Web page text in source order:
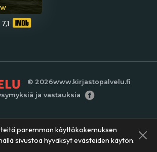
7,1
© 2026www.kirjastopalvelu.fi
ja vastauksia
paremman käyttökokemuksen
sivustoa hyväksyt evästeiden käytön.